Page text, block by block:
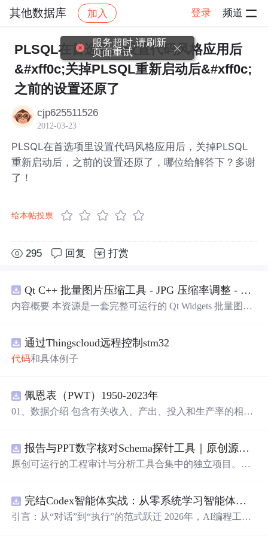
其他数据库 加入 登录 频道
社区 其他数据库 帖子详情
PLSQL在首选项里设置代码风格应用后
&#xff0c;关掉PLSQL重新启动后&#xff0c;
之前的设置还原了
cjp625511526
2012-03-23
PLSQL在首选项里设置代码风格应用后，关掉PLSQL
重新启动后，之前的设置还原了，哪位给解答下？多谢
了！
给本帖投票
295 回复 打赏
Qt C++ 批量图片压缩工具 - JPG 压缩率调整 - 批量修改分辨率 - 本地图片批处理（源码）
内容概要 本资源是一套完整可运行的 Qt Widgets 批量图片
张图片、直接读取整个文件夹内所有 JPG/PNG 图像，可自
定义输出图片分辨率、调节 JPG0~100 区间压缩质量，自
观展示压缩效果。 适用人群 Qt/C++ 零基础初学者，学习
QImage 图像绘图、文件目录遍历、UI 交互开发； 需要本
地批量处理图片的办公、设计、自媒体从业者； 想要学习
习者。 使用场景 自媒体批量压缩配图，降低图片体积节省
上传流量； 摄影、设计批量统一图片尺寸，批量轻量化相
册图片； 程序开发学习：QFileDialog 文件选择、QDir 文
环界面防卡顿、文件大小格式化转换全套 Qt 图像开发实战
案例。 工具核心功能清单 双模式导入图片：手动多选单张
图片 / 一键读取整个文件夹全部图片； 自定义输出宽高分
通过Thingscloud远程控制stm32
代码和具体例子
佩恩表（PWT）1950-2023年
01、数据介绍 包含有关收入、产出、投入和生产率的相对
翻译使用说明，英文原版使用说明。 数据名称：佩恩表
（PWT） 数据年份：1950-2023年
报告与PPT数字核对Schema探针工具｜原创源码+测试+离线报告
原创可运行的工程审计与分析工具合集中的独立项目。每
VG 报告、1080×720 运行效果图、README、运行说明、
MIT License 与原创授权声明。零第三方运行依赖，不包含
完结Codex智能体实战：从零系统学习智能体
应用
引言：从“对话”到“执行”的范式跃迁 2026年，AI编程工具
服务超时,请刷新
页面重试